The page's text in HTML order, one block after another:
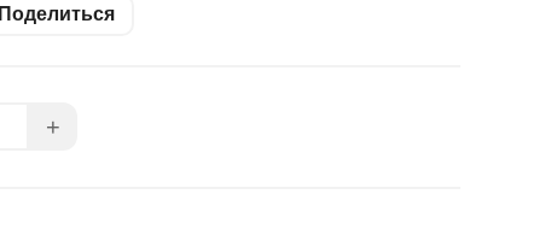
Поделиться
+